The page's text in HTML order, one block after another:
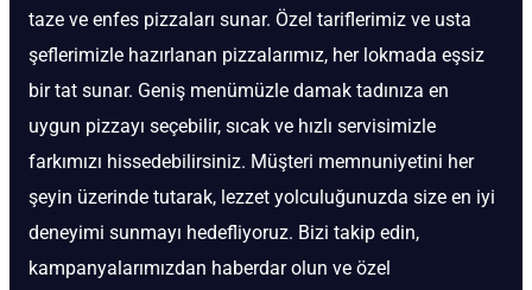
taze ve enfes pizzaları sunar. Özel tariflerimiz ve usta
şeflerimizle hazırlanan pizzalarımız, her lokmada eşsiz
bir tat sunar. Geniş menümüzle damak tadınıza en
uygun pizzayı seçebilir, sıcak ve hızlı servisimizle
farkımızı hissedebilirsiniz. Müşteri memnuniyetini her
şeyin üzerinde tutarak, lezzet yolculuğunuzda size en iyi
deneyimi sunmayı hedefliyoruz. Bizi takip edin,
kampanyalarımızdan haberdar olun ve özel